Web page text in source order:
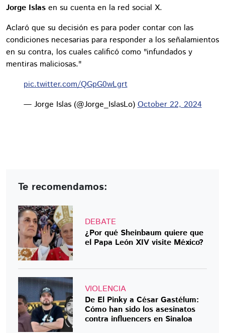
Jorge Islas en su cuenta en la red social X.
Aclaró que su decisión es para poder contar con las
condiciones necesarias para responder a los señalamientos
en su contra, los cuales calificó como "infundados y
mentiras maliciosas."
pic.twitter.com/QGpG0wLgrt
— Jorge Islas (@Jorge_IslasLo) October 22, 2024
Te recomendamos:
DEBATE
¿Por qué Sheinbaum quiere que
el Papa León XIV visite México?
VIOLENCIA
De El Pinky a César Gastélum:
Cómo han sido los asesinatos
contra influencers en Sinaloa